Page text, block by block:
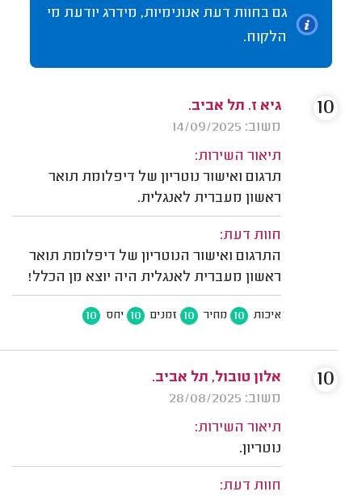
גם בחוות דעת אנונימיות, מידרג יודעת מי
הלקוח.
גיא ז. תל אביב.
משוב: 14/09/2025
תיאור השירות:
תרגום ואישור נוטריון של דיפלומת תואר
ראשון מעברית לאנגלית.
חוות דעת:
התרגום ואישור הנוטריון של דיפלומת תואר
ראשון מעברית לאנגלית היה יוצא מן הכלל!
איכות 10 מחיר 10 זמנים 10 יחס 10
10
אלון טובול, תל אביב.
משוב: 28/08/2025
תיאור השירות:
נוטריון.
חוות דעת:
10